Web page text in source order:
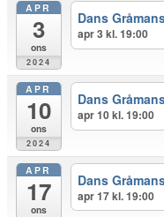
APR
3
ons
2024
Dans
apr 3 kl. 19:00
APR
10
ons
2024
Dans
apr 10 kl. 19:00
APR
17
ons
Dans
apr 17 kl. 19:00